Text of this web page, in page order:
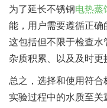
为了延长不锈钢电热蒸
能，用户需要遵循正确
这包括但不限于检查
杂质积累、以及及时更
总之，选择和使用符合
实验过程中的水质至